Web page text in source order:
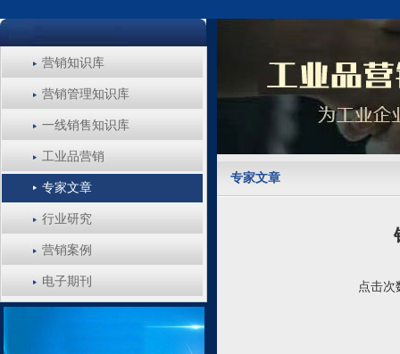
营销知识库
营销管理知识库
一线销售知识库
工业品营销
专家文章
行业研究
营销案例
电子期刊
专家文章
点击